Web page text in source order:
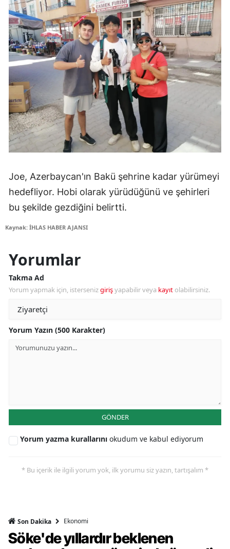
Joe, Azerbaycan'ın Bakü şehrine kadar yürümeyi
hedefliyor. Hobi olarak yürüdüğünü ve şehirleri
bu şekilde gezdiğini belirtti.
Kaynak: İHLAS HABER AJANSI
Yorumlar
Takma Ad
Yorum yapmak için, istersenizgirişyapabilir veya kayıt olabilirsiniz.
Yorum Yazın (500 Karakter)
GÖNDER
Yorum yazma kurallarını okudum ve kabul ediyorum
* Bu içerik ile ilgili yorum yok, ilk yorumu siz yazın, tartışalım *
Son Dakika Ekonomi
Söke'de yıllardır beklenen